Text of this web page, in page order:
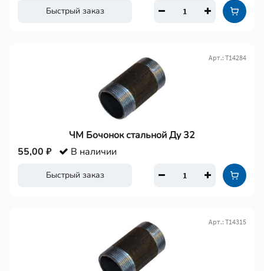
Быстрый заказ
ЧМ Бочонок стальной Ду 32
Арт.: Т14284
Быстрый заказ
55,00 ₽ В наличии
Арт.: Т14315